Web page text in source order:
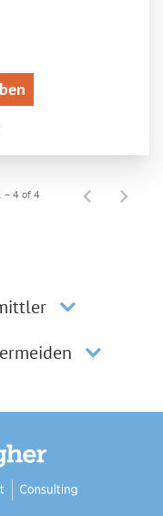
– 4 of 4